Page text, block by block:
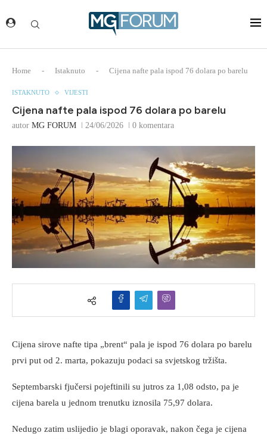
Home - Istaknuto - Cijena nafte pala ispod 76 dolara po barelu
ISTAKNUTO VIJESTI
Cijena nafte pala ispod 76 dolara po barelu
autor MG FORUM 24/06/2026 0 komentara
Cijena sirove nafte tipa „brent“ pala je ispod 76 dolara po barelu
prvi put od 2. marta, pokazuju podaci sa svjetskog tržišta.
Septembarski fjučersi pojeftinili su jutros za 1,08 odsto, pa je
cijena barela u jednom trenutku iznosila 75,97 dolara.
Nedugo zatim uslijedio je blagi oporavak, nakon čega je cijena